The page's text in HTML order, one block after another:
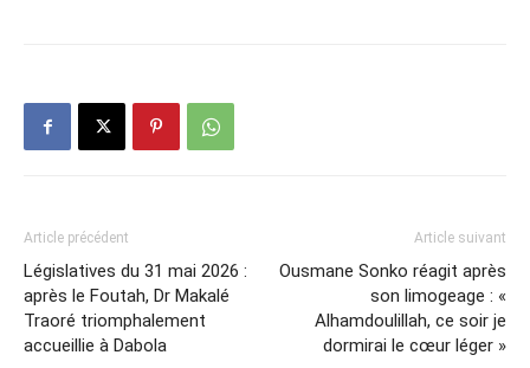
Article précédent
Législatives du 31 mai 2026 :
après le Foutah, Dr Makalé
Traoré triomphalement
accueillie à Dabola
Article suivant
Ousmane Sonko réagit après
son limogeage : «
Alhamdoulillah, ce soir je
dormirai le cœur léger »